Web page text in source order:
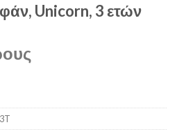
Unicorn, 3 ετών